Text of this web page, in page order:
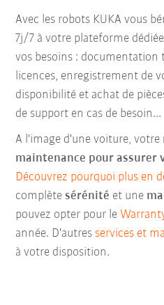
Avec les robots KUKA vous
7j/7 à votre plateforme dédiée
vos besoins : documentation
licences, enregistrement de
disponibilité et achat de
de support en cas de besoin...
A l'image d'une voiture, votre
maintenance pour assurer
Découvrez pourquoi plus en
complètesérénité et une
pouvez opter pour le
année. D'autres services et
à votre disposition.